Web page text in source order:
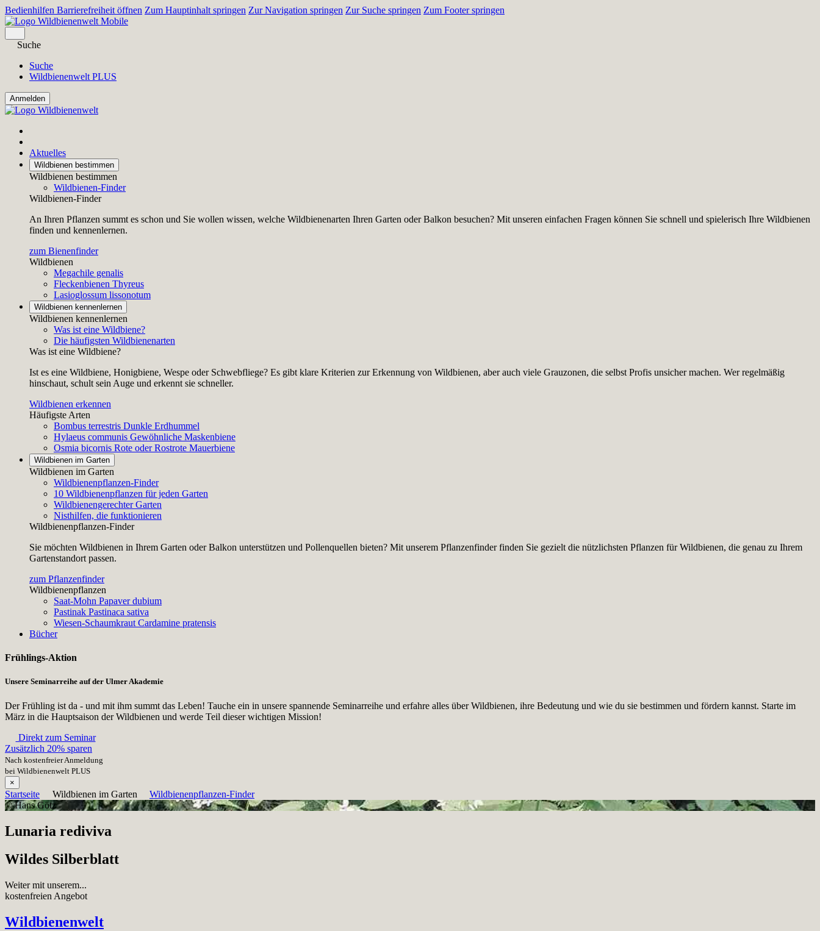
Bedienhilfen Barrierefreiheit öffnen Zum Hauptinhalt springen Zur Navigation springen Zur Suche springen Zum Footer springen
Suche
Suche
Wildbienenwelt PLUS
Aktuelles
Wildbienen bestimmen
Wildbienen bestimmen
Wildbienen-Finder
Wildbienen-Finder
An Ihren Pflanzen summt es schon und Sie wollen wissen, welche Wildbienenarten Ihren Garten oder Balkon besuchen? Mit unseren einfachen Fragen können Sie schnell und spielerisch Ihre Wildbienen
finden und kennenlernen.
zum Bienenfinder
Wildbienen
Megachile genalis
Fleckenbienen Thyreus
Lasioglossum lissonotum
Wildbienen kennenlernen
Wildbienen kennenlernen
Was ist eine Wildbiene?
Die häufigsten Wildbienenarten
Was ist eine Wildbiene?
Ist es eine Wildbiene, Honigbiene, Wespe oder Schwebfliege? Es gibt klare Kriterien zur Erkennung von Wildbienen, aber auch viele Grauzonen, die selbst Profis unsicher machen. Wer regelmäßig
hinschaut, schult sein Auge und erkennt sie schneller.
Wildbienen erkennen
Häufigste Arten
Bombus terrestris Dunkle Erdhummel
Hylaeus communis Gewöhnliche Maskenbiene
Osmia bicornis Rote oder Rostrote Mauerbiene
Wildbienen im Garten
Wildbienen im Garten
Wildbienenpflanzen-Finder
10 Wildbienenpflanzen für jeden Garten
Wildbienengerechter Garten
Nisthilfen, die funktionieren
Wildbienenpflanzen-Finder
Sie möchten Wildbienen in Ihrem Garten oder Balkon unterstützen und Pollenquellen bieten? Mit unserem Pflanzenfinder finden Sie gezielt die nützlichsten Pflanzen für Wildbienen, die genau zu Ihrem
Gartenstandort passen.
zum Pflanzenfinder
Wildbienenpflanzen
Saat-Mohn Papaver dubium
Pastinak Pastinaca sativa
Wiesen-Schaumkraut Cardamine pratensis
Bücher
Frühlings-Aktion
Unsere Seminarreihe auf der Ulmer Akademie
Der Frühling ist da - und mit ihm summt das Leben! Tauche ein in unsere spannende Seminarreihe und erfahre alles über Wildbienen, ihre Bedeutung und wie du sie bestimmen und fördern kannst. Starte im
März in die Hauptsaison der Wildbienen und werde Teil dieser wichtigen Mission!
Direkt zum Seminar
Zusätzlich 20% sparen
Nach kostenfreier Anmeldung
bei Wildbienenwelt PLUS
×
Startseite Wildbienen im Garten
Wildbienenpflanzen-Finder
© Hans Götz
Lunaria rediviva
Wildes Silberblatt
Weiter mit unserem...
kostenfreien Angebot
Wildbienenwelt